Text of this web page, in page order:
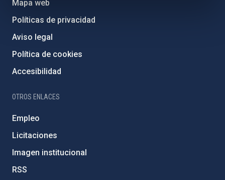
Mapa web
Políticas de privacidad
Aviso legal
Política de cookies
Accesibilidad
OTROS ENLACES
Empleo
Licitaciones
Imagen institucional
RSS